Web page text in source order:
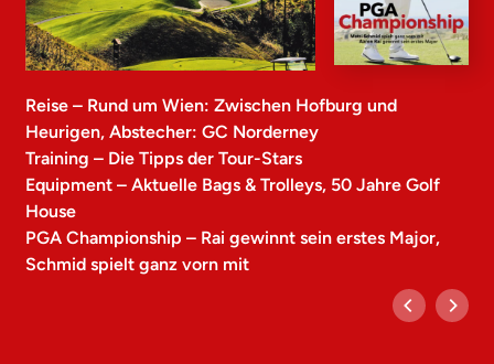
Reise – Rund um Wien: Zwischen Hofburg und
Heurigen, Abstecher: GC Norderney
Training – Die Tipps der Tour-Stars
Equipment – Aktuelle Bags & Trolleys, 50 Jahre Golf
House
PGA Championship – Rai gewinnt sein erstes Major,
Schmid spielt ganz vorn mit